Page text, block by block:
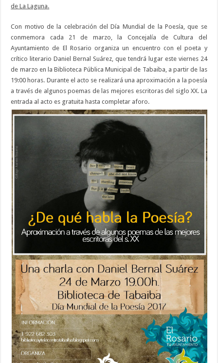
de La Laguna.
Con motivo de la celebración del Día Mundial de la Poesía, que se
conmemora cada 21 de marzo, la Concejalía de Cultura del
Ayuntamiento de El Rosario organiza un encuentro con el poeta y
crítico literario Daniel Bernal Suárez, que tendrá lugar este viernes 24
de marzo en la Biblioteca Pública Municipal de Tabaiba, a partir de las
19:00 horas. Durante el acto se realizará una aproximación a la poesía
a través de algunos poemas de las mejores escritoras del siglo XX. La
entrada al acto es gratuita hasta completar aforo.